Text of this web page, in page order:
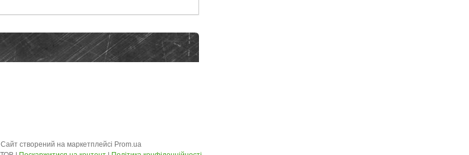
Сайт створений на маркетплейсі Prom.ua